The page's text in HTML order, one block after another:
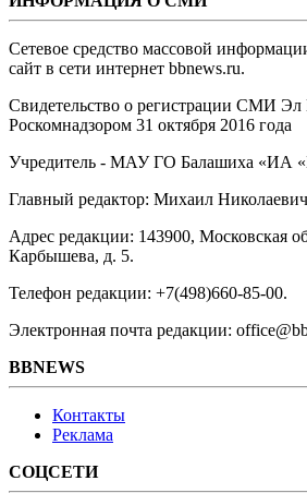
Сетевое средство массовой
сайт в сети интернет bbnews.ru.
Свидетельство о регистрации СМИ
Роскомнадзором 31 октября 2016 года
Учредитель - МАУ ГО Балашиха «ИА
Главный редактор: Михаил
Адрес редакции: 143900, Московская
Карбышева, д. 5.
Телефон редакции: +7(498)660-85-00.
Электронная почта редакции:
BBNEWS
Контакты
Реклама
СОЦСЕТИ